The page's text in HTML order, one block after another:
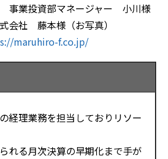
事業投資部マネージャー 小川様
会社 藤本様（お写真）
maruhiro-f.co.jp/
経理業務を担当しておりリソー
れる月次決算の早期化まで手が